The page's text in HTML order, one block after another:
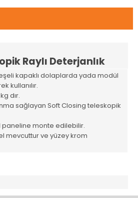
Raylı Deterjanlık
kapaklı dolaplarda yada modül
kullanılır.
dır.
sağlayan Soft Closing teleskopik
paneline monte edilebilir.
mevcuttur ve yüzey krom